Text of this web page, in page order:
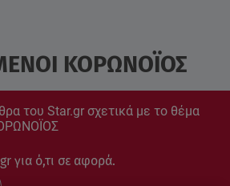
ΚΟΡΩΝΟΪΟΣ
του Star.gr σχετικά με το θέμα
για ό,τι σε αφορά.